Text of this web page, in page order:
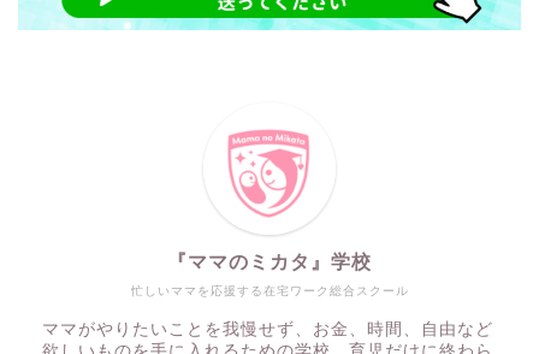
忙しいママを応援する在宅ワーク総合スクール
『ママのミカタ』学校
ママがやりたいことを我慢せず、お金、時間、自由など